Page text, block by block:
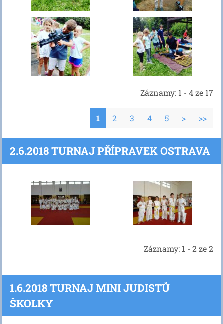
Záznamy: 1 - 4 ze 17
1 2 3 4 5 > >>
2.6.2018 TURNAJ PŘÍPRAVEK OSTRAVA
Záznamy: 1 - 2 ze 2
1.6.2018 TURNAJ MINI JUDISTŮ
ŠKOLKY